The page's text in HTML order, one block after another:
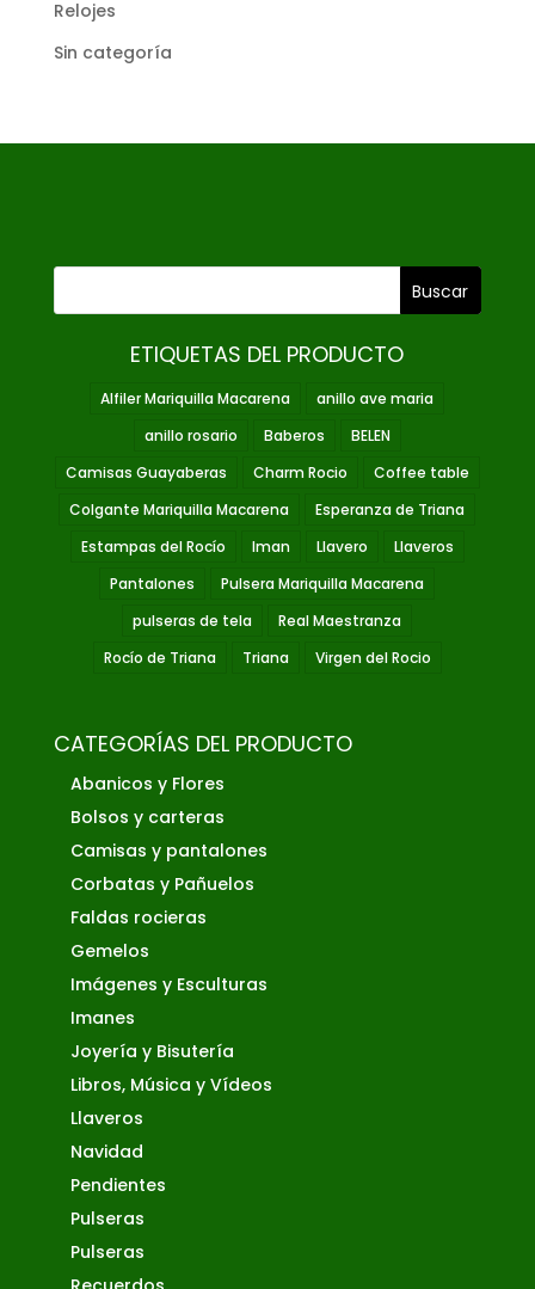
Relojes
Sin categoría
ETIQUETAS DEL PRODUCTO
Alfiler Mariquilla Macarena
anillo ave maria
anillo rosario
Baberos
BELEN
Camisas Guayaberas
Charm Rocio
Coffee table
Colgante Mariquilla Macarena
Esperanza de Triana
Estampas del Rocío
Iman Llavero
Llaveros
Pantalones
Pulsera Mariquilla Macarena
pulseras de tela
Real Maestranza
Rocío de Triana
Triana Virgen del Rocio
CATEGORÍAS DEL PRODUCTO
Abanicos y Flores
Bolsos y carteras
Camisas y pantalones
Corbatas y Pañuelos
Faldas rocieras
Gemelos
Imágenes y Esculturas
Imanes
Joyería y Bisutería
Libros, Música y Vídeos
Llaveros
Navidad
Pendientes
Pulseras
Pulseras